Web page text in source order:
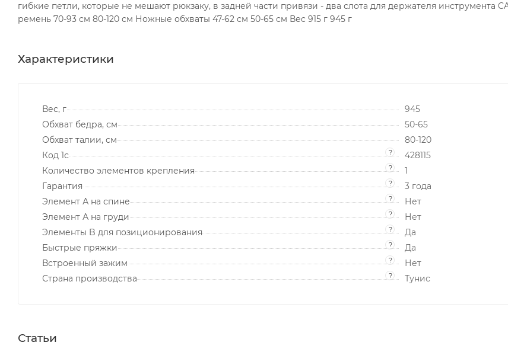
гибкие петли, которые не мешают рюкзаку, в задней части привязи - два слота для держателя инструмента
ремень 70-93 см 80-120 см Ножные обхваты 47-62 см 50-65 см Вес 915 г 945 г
Характеристики
Вес, г
945
Обхват бедра, см
50-65
Обхват талии, см
80-120
Код 1с
?
428115
Количество элементов крепления
?
1
Гарантия
?
3 года
Элемент А на спине
?
Нет
Элемент А на груди
?
Нет
Элементы B для позиционирования
?
Да
Быстрые пряжки
?
Да
Встроенный зажим
?
Нет
Страна производства
? Тунис
Статьи